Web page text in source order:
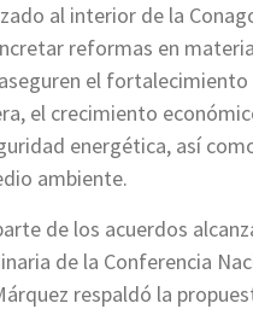
al interior de la
reformas en materia
el fortalecimiento
el crecimiento
energética, así
ambiente.
de los acuerdos
de la Conferencia
respaldó la